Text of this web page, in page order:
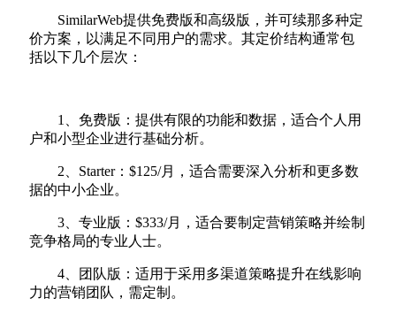
SimilarWeb提供免费版和高级版，并可续那多种定
价方案，以满足不同用户的需求。其定价结构通常包
括以下几个层次：
1、免费版：提供有限的功能和数据，适合个人用
户和小型企业进行基础分析。
2、Starter：$125/月，适合需要深入分析和更多数
据的中小企业。
3、专业版：$333/月，适合要制定营销策略并绘制
竞争格局的专业人士。
4、团队版：适用于采用多渠道策略提升在线影响
力的营销团队，需定制。